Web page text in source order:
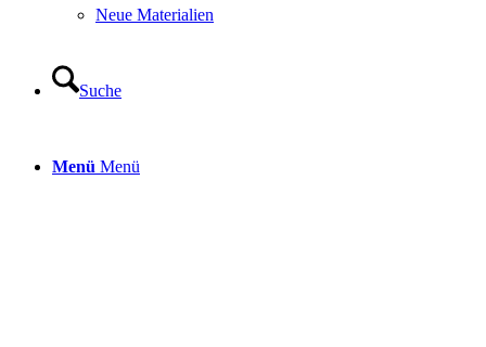
Neue Materialien
Suche
Menü Menü